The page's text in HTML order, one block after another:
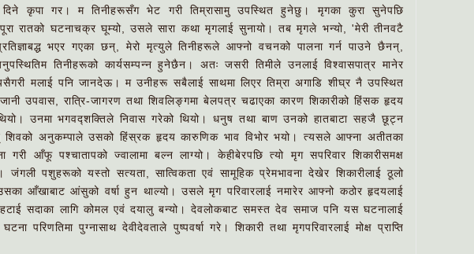
दिने कृपा गर। म तिनीहरूसँग भेट गरी तिम्रासामु उपस्थित हुनेछु। मृगका कुरा सुनेपछि
रातको घटनाचक्र घूम्यो, उसले सारा कथा मृगलाई सुनायो। तब मृगले भन्यो, 'मेरी तीनवटै
भएर गएका छन्, मेरो मृत्युले तिनीहरूले आफ्नो वचनको पालना गर्न पाउने छैनन्,
तिनीहरूको कार्यसम्पन्न हुनेछैन। अतः जसरी तिमीले उनलाई विश्वासपात्र मानेर
मलाई पनि जानदेऊ। म उनीहरू सबैलाई साथमा लिएर तिम्रा अगाडि शीघ्र नै उपस्थित
उपवास, रात्रि-जागरण तथा शिवलिङ्गमा बेलपत्र चढाएका कारण शिकारीको हिंसक हृदय
उनमा भगवद्शक्तिले निवास गरेको थियो। धनुष तथा बाण उनको हातबाटा सहजै छूट्न
शिवको अनुकम्पाले उसको हिंस्रक हृदय कारुणिक भाव विभोर भयो। त्यसले आफ्ना अतीतका
गरी आँफू पश्चातापको ज्वालामा बल्न लाग्यो। केहीबेरपछि त्यो मृग सपरिवार शिकारीसमक्ष
जंगली पशुहरूको यस्तो सत्यता, सात्विकता एवं सामूहिक प्रेमभावना देखेर शिकारीलाई ठूलो
आँखाबाट आंसुको वर्षा हुन थाल्यो। उसले मृग परिवारलाई नमारेर आफ्नो कठोर हृदयलाई
हटाई सदाका लागि कोमल एवं दयालु बन्यो। देवलोकबाट समस्त देव समाज पनि यस घटनालाई
परिणतिमा पुग्नासाथ देवीदेवताले पुष्पवर्षा गरे। शिकारी तथा मृगपरिवारलाई मोक्ष प्राप्ति